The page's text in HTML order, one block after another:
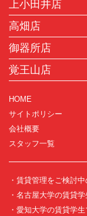
上小田井店
高畑店
御器所店
覚王山店
HOME
サイトポリシー
会社概要
スタッフ一覧
・賃貸管理をご検討
・名古屋大学の賃貸
・愛知大学の賃貸学